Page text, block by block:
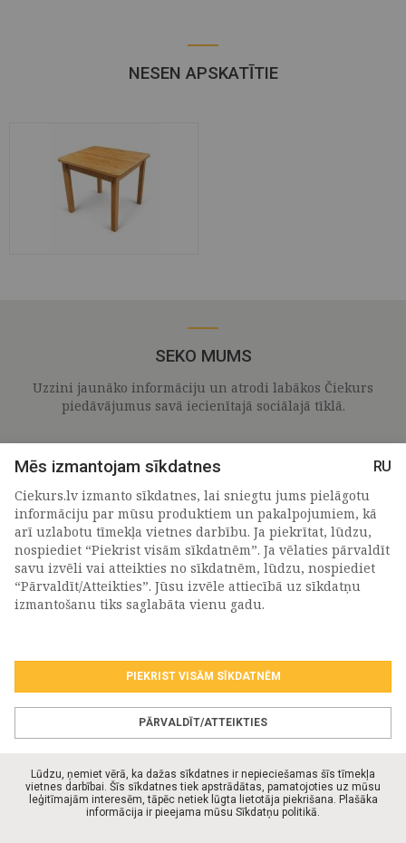
NESEN APSKATĪTIE
SEKO MUMS
Uzzini jaunāko informāciju un atrodi labākos Čiekurs
piedāvājumus savā iecienītajā sociālajā tīklā.
PIETEIKTIES MŪSU JAUNUMIEM
Piekrītu personasdatu apstrādes noteikumiem
© Ciekurs.lv 2026. Visas tiesības aizsargātas.
Mēs izmantojam sīkdatnes
RU
Ciekurs.lv izmanto sīkdatnes, lai sniegtu jums pielāgotu
informāciju par mūsu produktiem un pakalpojumiem, kā
arī uzlabotu tīmekļa vietnes darbību. Ja piekrītat, lūdzu,
nospiediet “Piekrist visām sīkdatnēm”. Ja vēlaties pārvaldīt
savu izvēli vai atteikties no sīkdatnēm, lūdzu, nospiediet
“Pārvaldīt/Atteikties”. Jūsu izvēle attiecībā uz sīkdatņu
izmantošanu tiks saglabāta vienu gadu.
PIEKRIST VISĀM SĪKDATNĒM
PĀRVALDĪT/ATTEIKTIES
Lūdzu, ņemiet vērā, ka dažas sīkdatnes ir nepieciešamas šīs tīmekļa
vietnes darbībai. Šīs sīkdatnes tiek apstrādātas, pamatojoties uz mūsu
leģitīmajām interesēm, tāpēc netiek lūgta lietotāja piekrišana. Plašāka
informācija ir pieejama mūsu Sīkdatņu politikā.